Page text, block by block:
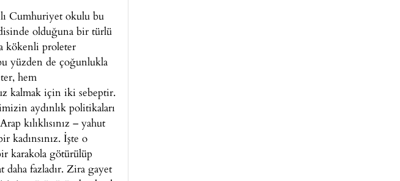
Cumhuriyet okulu bu
olduğuna bir türlü
kökenli proleter
yüzden de çoğunlukla
hem
kalmak için iki sebeptir.
aydınlık politikaları
kılıklısınız – yahut
kadınsınız. İşte o
karakola götürülüp
fazladır. Zira gayet